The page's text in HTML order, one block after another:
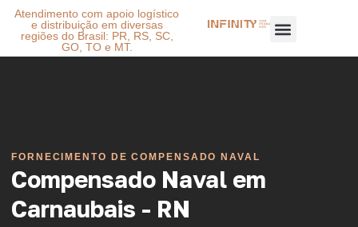
Atendimento com apoio logístico
e distribuição em diversas
regiões do Brasil: PR, RS, SC,
GO, TO e MT.
FORNECIMENTO DE COMPENSADO NAVAL
Compensado Naval em
Carnaubais - RN